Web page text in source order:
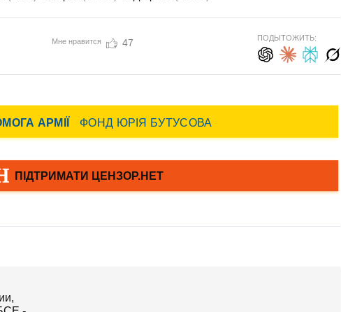
Мне нравится 47 ПОДЫТОЖИТЬ: